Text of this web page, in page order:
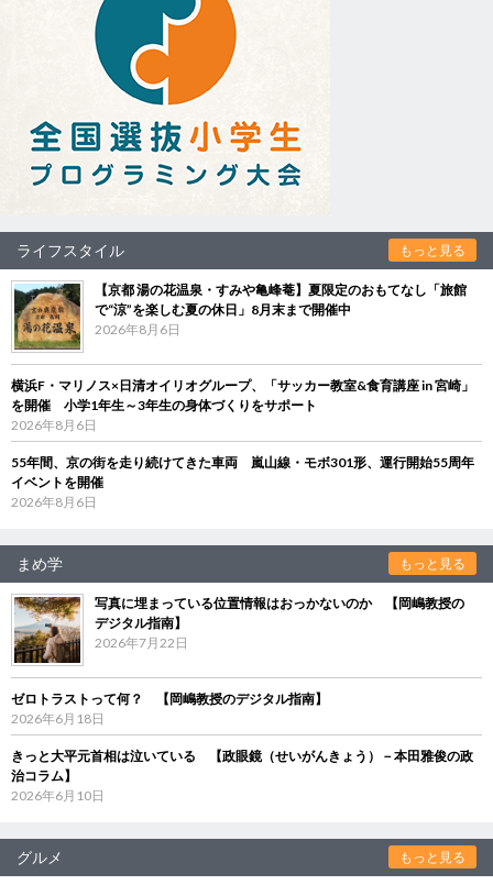
ライフスタイル もっと見る
【京都 湯の花温泉・すみや亀峰菴】夏限定のおもてなし「旅館
で“涼”を楽しむ夏の休日」8月末まで開催中
2026年8月6日
横浜F・マリノス×日清オイリオグループ、「サッカー教室&食育講座 in 宮崎」
を開催 小学1年生～3年生の身体づくりをサポート
2026年8月6日
55年間、京の街を走り続けてきた車両 嵐山線・モボ301形、運行開始55周年
イベントを開催
2026年8月6日
まめ学 もっと見る
写真に埋まっている位置情報はおっかないのか 【岡嶋教授の
デジタル指南】
2026年7月22日
ゼロトラストって何？ 【岡嶋教授のデジタル指南】
2026年6月18日
きっと大平元首相は泣いている 【政眼鏡（せいがんきょう）－本田雅俊の政
治コラム】
2026年6月10日
グルメ もっと見る